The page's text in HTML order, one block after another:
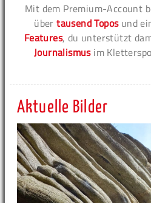
Mit dem Premium-Account
übertausend Toposund
Features, du unterstützt
Journalismusim
Aktuelle Bilder